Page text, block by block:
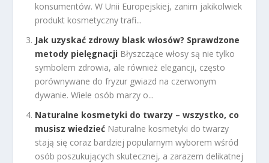
konsumentów. W Unii Europejskiej, zanim jakikolwiek
produkt kosmetyczny trafi...
Jak uzyskać zdrowy blask włosów? Sprawdzone
metody pielęgnacji Błyszczące włosy są nie tylko
symbolem zdrowia, ale również elegancji, często
porównywane do fryzur gwiazd na czerwonym
dywanie. Wiele osób marzy o...
Naturalne kosmetyki do twarzy – wszystko, co
musisz wiedzieć Naturalne kosmetyki do twarzy
stają się coraz bardziej popularnym wyborem wśród
osób poszukujących skutecznej, a zarazem delikatnej